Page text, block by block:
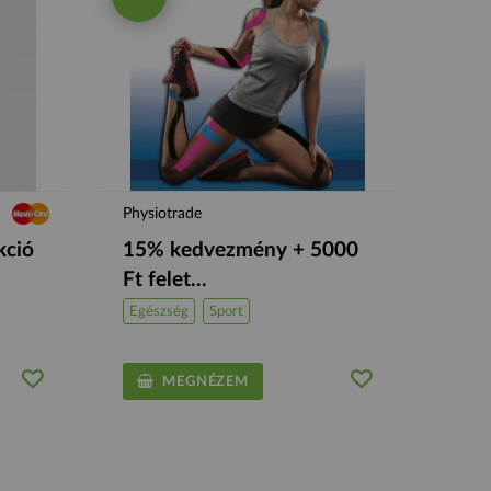
Physiotrade
15% kedvezmény + 5000
Ft felet...
Egészség Sport
MEGNÉZEM